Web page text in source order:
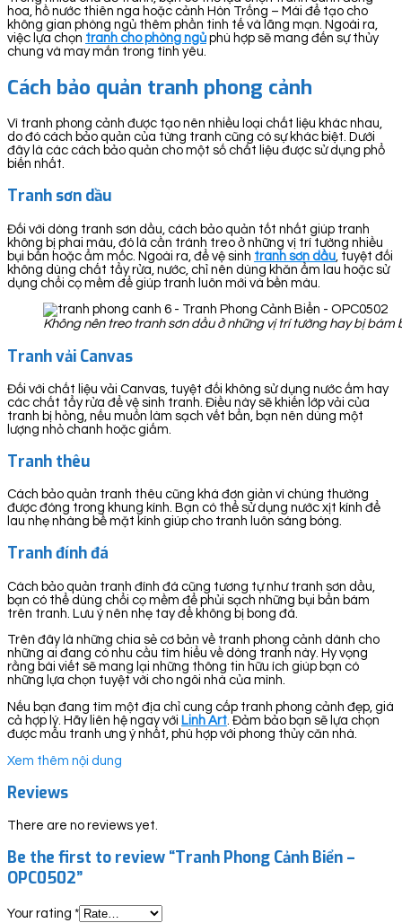
hoa, hồ nước thiên nga hoặc cảnh Hòn Trống – Mái để tạo cho
không gian phòng ngủ thêm phần tinh tế và lãng mạn. Ngoài ra,
việc lựa chọn tranh cho phòng ngủ phù hợp sẽ mang đến sự thủy
chung và may mắn trong tình yêu.
Cách bảo quản tranh phong cảnh
Vì tranh phong cảnh được tạo nên nhiều loại chất liệu khác nhau,
do đó cách bảo quản của từng tranh cũng có sự khác biệt. Dưới
đây là các cách bảo quản cho một số chất liệu được sử dụng phổ
biến nhất.
Tranh sơn dầu
Đối với dòng tranh sơn dầu, cách bảo quản tốt nhất giúp tranh
không bị phai màu, đó là cần tránh treo ở những vị trí tường nhiều
bụi bẩn hoặc ẩm mốc. Ngoài ra, để vệ sinh tranh sơn dầu , tuyệt đối
không dùng chất tẩy rửa, nước, chỉ nên dùng khăn ẩm lau hoặc sử
dụng chổi cọ mềm để giúp tranh luôn mới và bền màu.
Không nên treo tranh sơn dầu ở những vị trí tường hay bị bám
Tranh vải Canvas
Đối với chất liệu vải Canvas, tuyệt đối không sử dụng nước ấm hay
các chất tẩy rửa để vệ sinh tranh. Điều này sẽ khiến lớp vải của
tranh bị hỏng, nếu muốn làm sạch vết bẩn, bạn nên dùng một
lượng nhỏ chanh hoặc giấm.
Tranh thêu
Cách bảo quản tranh thêu cũng khá đơn giản vì chúng thường
được đóng trong khung kính. Bạn có thể sử dụng nước xịt kính để
lau nhẹ nhàng bề mặt kính giúp cho tranh luôn sáng bóng.
Tranh đính đá
Cách bảo quản tranh đính đá cũng tương tự như tranh sơn dầu,
bạn có thể dùng chổi cọ mềm để phủi sạch những bụi bẩn bám
trên tranh. Lưu ý nên nhẹ tay để không bị bong đá.
Trên đây là những chia sẻ cơ bản về tranh phong cảnh dành cho
những ai đang có nhu cầu tìm hiểu về dòng tranh này. Hy vọng
rằng bài viết sẽ mang lại những thông tin hữu ích giúp bạn có
những lựa chọn tuyệt vời cho ngôi nhà của mình.
Nếu bạn đang tìm một địa chỉ cung cấp tranh phong cảnh đẹp, giá
cả hợp lý. Hãy liên hệ ngay với Linh Art. Đảm bảo bạn sẽ lựa chọn
được mẫu tranh ưng ý nhất, phù hợp với phong thủy căn nhà.
Xem thêm nội dung
Reviews
There are no reviews yet.
Be the first to review “Tranh Phong Cảnh Biển –
OPC0502”
Your rating *